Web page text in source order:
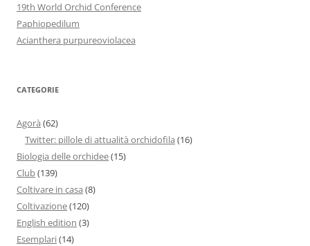
19th World Orchid Conference
Paphiopedilum
Acianthera purpureoviolacea
CATEGORIE
Agorà (62)
Twitter: pillole di attualità orchidofila (16)
Biologia delle orchidee(15)
Club(139)
Coltivare in casa (8)
Coltivazione(120)
English edition (3)
Esemplari(14)